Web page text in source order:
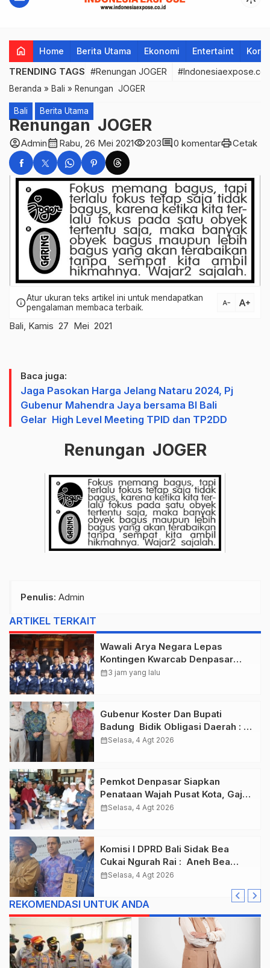
home Home Berita Utama Ekonomi Entertaint
TRENDING TAGS #Renungan JOGER
Beranda » Bali » Renungan JOGER
Bali Berita Utama
Renungan JOGER
account_circleAdmincalendar_month Rabu, 26 Mei 2021visibility203comment0 komentarprintCetak
infoAtur ukuran teks artikel ini untuk mendapatkan
pengalaman membaca terbaik.
text_decrease text_increase
Bali, Kamis 27 Mei 2021
Baca juga:
Jaga Pasokan Harga Jelang Nataru 2024, Pj
Gubenur Mahendra Jaya bersama BI Bali
Gelar High Level Meeting TPID dan TP2DD
Renungan JOGER
Penulis: Admin
ARTIKEL TERKAIT
Wawali Arya Negara Lepas
Kontingen Kwarcab Denpasar
Menuju Jambore Nasional XII
calendar_month3 jam yang lalu
Gubenur Koster Dan Bupati
Badung Bidik Obligasi Daerah :
Gaspol Bangun Infrastruktur
calendar_monthSelasa, 4 Agt 2026
Pemkot Denpasar Siapkan
Penataan Wajah Pusat Kota, Gajah
Mada Jadi Salah Satu Kawasan
calendar_monthSelasa, 4 Agt 2026
Komisi I DPRD Bali Sidak Bea
Cukai Ngurah Rai : Aneh Bea
Cukai Tolak berikan List Data
calendar_monthSelasa, 4 Agt 2026
REKOMENDASI UNTUK ANDA